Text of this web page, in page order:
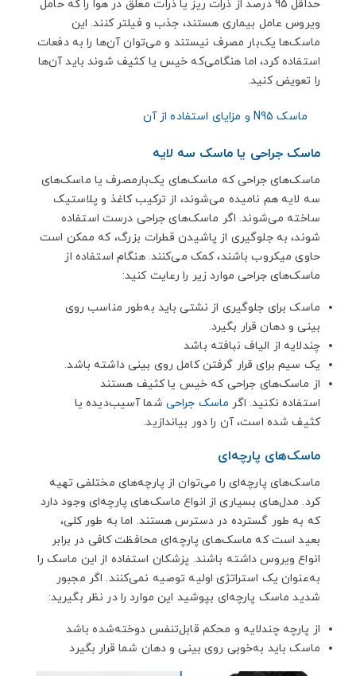
حداقل 95 درصد از ذرات ریز یا ذرات معلق در هوا را که حامل
ویروس عامل بیماری هستند، جذب و فیلتر کنند. این
ماسک‌ها یک‌بار مصرف نیستند و می‌توان آن‌ها را به‌ دفعات
استفاده کرد، اما هنگامی‌که خیس یا کثیف شوند باید آن‌ها
را تعویض کنید.
ماسک N95 و مزایای استفاده از آن
ماسک جراحی یا ماسک سه لایه
ماسک‌های جراحی که ماسک‌های یک‌بارمصرف یا ماسک‌های
سه لایه هم نامیده می‌شوند، از ترکیب کاغذ و پلاستیک
ساخته می‌شوند. اگر ماسک‌های جراحی درست استفاده
شوند، به جلوگیری از پاشیدن قطرات بزرگ، که ممکن است
حاوی میکروب باشند، کمک می‌کنند. هنگام استفاده از
ماسک‌های جراحی موارد زیر را رعایت کنید:
ماسک برای جلوگیری از نشتی باید به‌طور مناسب روی
بینی و دهان قرار بگیرد.
چندلایه از الیاف نبافته باشد
یک سیم برای قرار گرفتن کامل روی بینی داشته باشد.
از ماسک‌های جراحی که خیس یا کثیف هستند
استفاده نکنید. اگر ماسک جراحی شما آسیب‌دیده یا
کثیف شده است، آن را دور بیاندازید.
ماسک‌های پارچه‌ای
ماسک‌های پارچه‌ای را می‌توان از پارچه‌های مختلفی تهیه
کرد. مدل‌های بسیاری از انواع ماسک‌های پارچه‌ای وجود دارد
که به طور گسترده در دسترس هستند. اما به طور کلی،
بعید است که ماسک‌های پارچه‌ای محافظت کافی در برابر
انواع ویروس داشته باشند. پزشکان استفاده از این ماسک را
به‌عنوان یک استراتژی اولیه توصیه نمی‌کنند. اگر مجبور
شدید ماسک پارچه‌ای بپوشید این موارد را در نظر بگیرید:
از پارچه چندلایه و محکم قابل‌تنفس دوخته‌شده باشد
ماسک باید به‌خوبی روی بینی و دهان شما قرار بگیرد